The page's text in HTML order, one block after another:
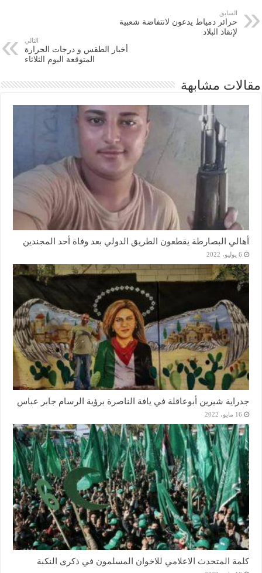
السابق
حرائر دمياط يدعون لانتفاضة شعبية
لإنقاذ البلاد
التالي
أخبار الطقس و درجات الحرارة
المتوقعة اليوم الثلاثاء
مقالات مشابهة
أهالي البصارطة يقطعون الطريق الدولي بعد وفاة أحد المجندين
6 يوليو، 2022
جدراية شيرين أبوعاقلة في يافة الناصرة برؤية الرسام جابر عباس
16 مايو، 2022
كلمة المتحدث الاعلامي للاخوان المسلمون في ذكرى النكبة